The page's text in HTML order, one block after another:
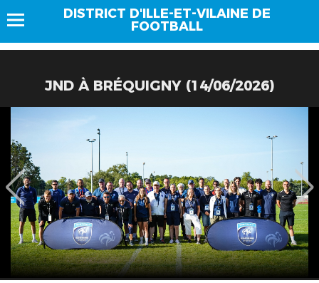
DISTRICT D'ILLE-ET-VILAINE DE
FOOTBALL
JND À BRÉQUIGNY (14/06/2026)